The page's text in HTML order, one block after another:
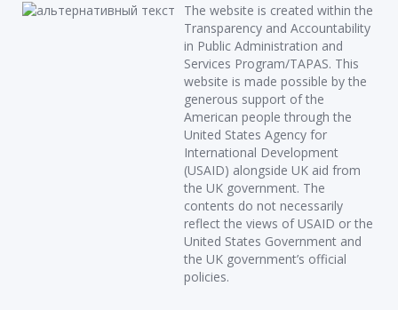
The website is created within the
Transparency and Accountability
in Public Administration and
Services Program/TAPAS. This
website is made possible by the
generous support of the
American people through the
United States Agency for
International Development
(USAID) alongside UK aid from
the UK government. The
contents do not necessarily
reflect the views of USAID or the
United States Government and
the UK government’s official
policies.